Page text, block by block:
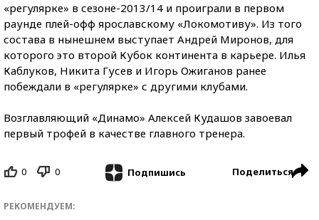
«регулярке» в сезоне-2013/14 и проиграли в первом
раунде плей-офф ярославскому «Локомотиву». Из того
состава в нынешнем выступает Андрей Миронов, для
которого это второй Кубок континента в карьере. Илья
Каблуков, Никита Гусев и Игорь Ожиганов ранее
побеждали в «регулярке» с другими клубами.
Возглавляющий «Динамо» Алексей Кудашов завоевал
первый трофей в качестве главного тренера.
0 0 Подпишись Поделиться
РЕКОМЕНДУЕМ: